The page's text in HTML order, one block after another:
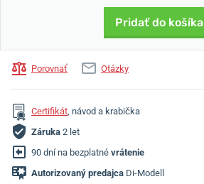
Pridať do košíka
Porovnať Otázky
Certifikát, návod a krabička
Záruka 2 let
90 dní na bezplatné vrátenie
Autorizovaný predajca Di-Modell